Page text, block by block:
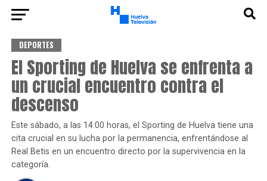
DEPORTES
El Sporting de Huelva se enfrenta a
un crucial encuentro contra el
descenso
Este sábado, a las 14:00 horas, el Sporting de Huelva tiene una
cita crucial en su lucha por la permanencia, enfrentándose al
Real Betis en un encuentro directo por la supervivencia en la
categoría.